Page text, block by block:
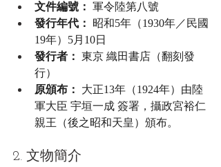
文件編號： 軍令陸第八號
發行年代：
昭和5年（1930年／民國
19年）5月10日
發行者： 東京 織田書店（翻刻發
行）
原頒布：
大正13年（1924年）由陸
軍大臣 宇垣一成 簽署，攝政宮裕仁
親王（後之昭和天皇）頒布。
2. 文物簡介